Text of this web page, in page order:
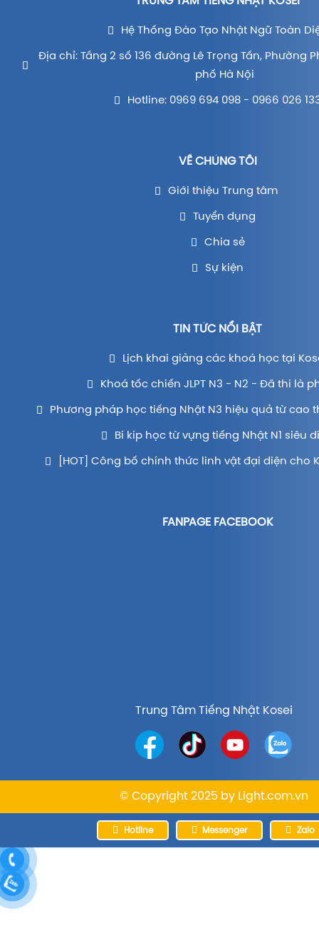
Hệ Thống Đào Tạo Nhật Ngữ Toàn
Địa chỉ: Tầng 2 số 136 đường Lê Trọng Tấn, Phường
phố Hà Nội
Hotline: 0969 694 098 - 0966 026
VỀ CHÚNG TÔI
Giới thiệu Trung tâm
Tuyển dụng
Chia sẻ
Sự kiện
TIN TỨC NỔI BẬT
Lịch khai giảng các khoá học tại
Khoá tốc chiến JLPT N3 - N2 - Đã thi là
Phương pháp học tiếng Nhật N3 hiệu quả từ cao
Bí kíp học từ vựng tiếng Nhật N1 siêu
[HOT] Công bố chính thức linh vật đại diện cho
FANPAGE FACEBOOK
Trung Tâm Tiếng Nhật Kosei
© Copyright 2025 by Light.com.vn
Hotline Messenger Zalo